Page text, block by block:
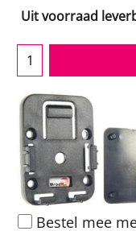
Uit voorraad
Bestel mee